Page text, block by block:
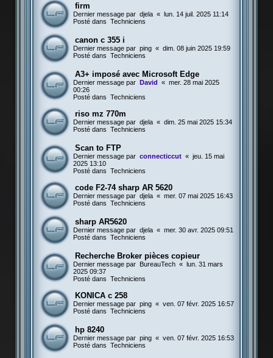
firm
Dernier message par djela « lun. 14 juil. 2025 11:14
Posté dans Techniciens
canon c 355 i
Dernier message par ping « dim. 08 juin 2025 19:59
Posté dans Techniciens
A3+ imposé avec Microsoft Edge
Dernier message par David « mer. 28 mai 2025
00:26
Posté dans Techniciens
riso mz 770m
Dernier message par djela « dim. 25 mai 2025 15:34
Posté dans Techniciens
Scan to FTP
Dernier message par connecticcut « jeu. 15 mai
2025 13:10
Posté dans Techniciens
code F2-74 sharp AR 5620
Dernier message par djela « mer. 07 mai 2025 16:43
Posté dans Techniciens
sharp AR5620
Dernier message par djela « mer. 30 avr. 2025 09:51
Posté dans Techniciens
Recherche Broker pièces copieur
Dernier message par BureauTech « lun. 31 mars
2025 09:37
Posté dans Techniciens
KONICA c 258
Dernier message par ping « ven. 07 févr. 2025 16:57
Posté dans Techniciens
hp 8240
Dernier message par ping « ven. 07 févr. 2025 16:53
Posté dans Techniciens